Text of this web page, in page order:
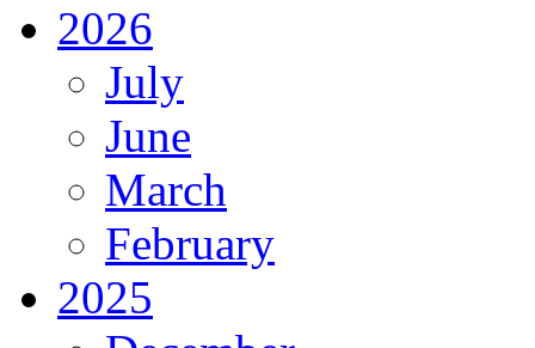
2026
July
June
March
February
2025